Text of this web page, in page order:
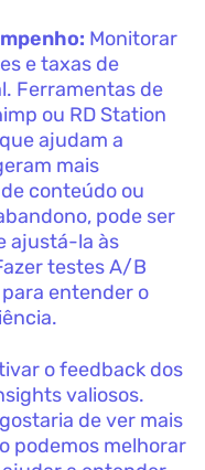
Monitorar
e taxas de
Ferramentas de
ou RD Station
ajudam a
mais
conteúdo ou
pode ser
ajustá-la às
testes A/B
entender o
o feedback dos
valiosos.
de ver mais
podemos melhorar